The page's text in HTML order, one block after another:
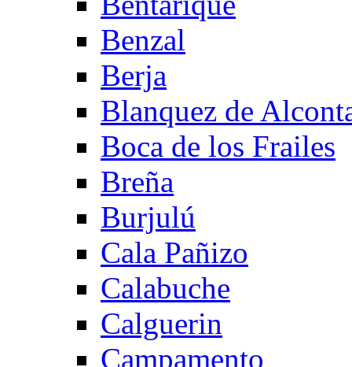
Benzal
Berja
Blanquez de
Boca de los Frailes
Breña
Burjulú
Cala Pañizo
Calabuche
Calguerin
Campamento